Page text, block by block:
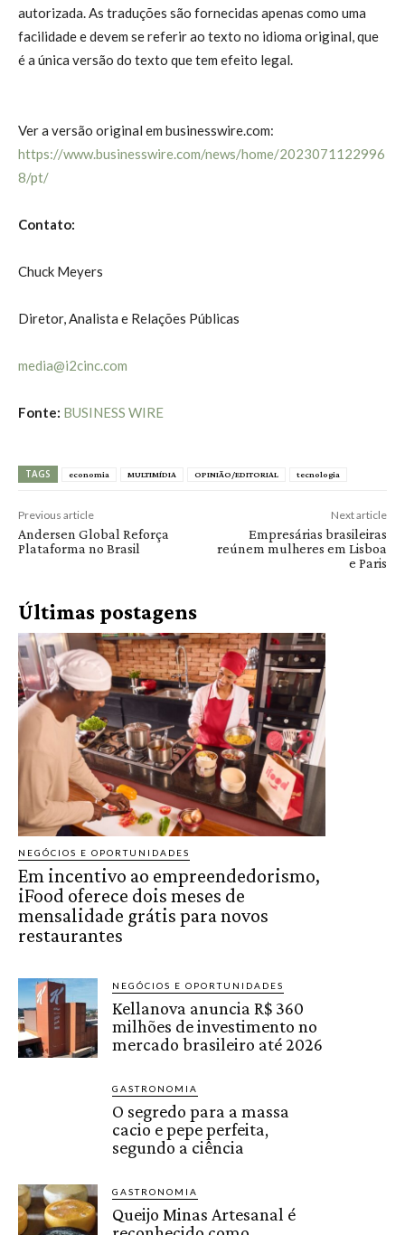
autorizada. As traduções são fornecidas apenas como uma
facilidade e devem se referir ao texto no idioma original, que
é a única versão do texto que tem efeito legal.
Ver a versão original em businesswire.com:
https://www.businesswire.com/news/home/2023071122996
8/pt/
Contato:
Chuck Meyers
Diretor, Analista e Relações Públicas
media@i2cinc.com
Fonte: BUSINESS WIRE
TAGS economia MULTIMÍDIA OPINIÃO/EDITORIAL tecnologia
Previous article
Andersen Global Reforça
Plataforma no Brasil
Next article
Empresárias brasileiras
reúnem mulheres em Lisboa
e Paris
Últimas postagens
NEGÓCIOS E OPORTUNIDADES
Em incentivo ao empreendedorismo,
iFood oferece dois meses de
mensalidade grátis para novos
restaurantes
NEGÓCIOS E OPORTUNIDADES
Kellanova anuncia R$ 360
milhões de investimento no
mercado brasileiro até 2026
GASTRONOMIA
O segredo para a massa
cacio e pepe perfeita,
segundo a ciência
GASTRONOMIA
Queijo Minas Artesanal é